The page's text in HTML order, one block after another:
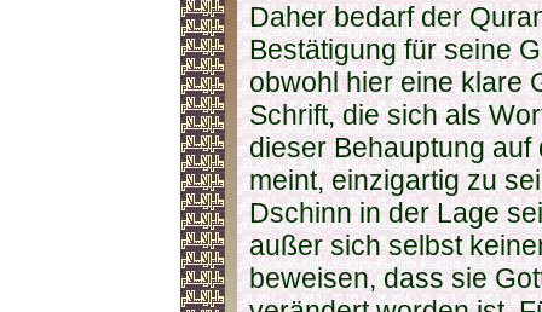
Daher bedarf der
Bestätigung für seine
obwohl hier eine klare
Schrift, die sich als
dieser Behauptung auf
meint, einzigartig zu
Dschinn in der Lage
außer sich selbst
beweisen, dass sie